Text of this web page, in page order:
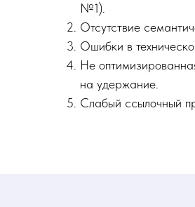
№1).
Отсутствие
Ошибки в
Не
на удержание.
Слабый ссылочный